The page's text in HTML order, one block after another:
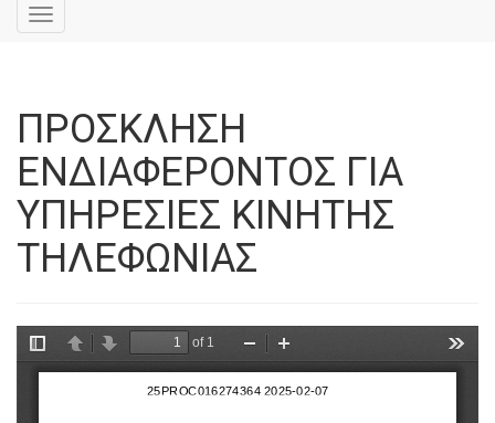
Toggle
navigation
ΠΡΟΣΚΛΗΣΗ
ΕΝΔΙΑΦΕΡΟΝΤΟΣ ΓΙΑ
ΥΠΗΡΕΣΙΕΣ ΚΙΝΗΤΗΣ
ΤΗΛΕΦΩΝΙΑΣ